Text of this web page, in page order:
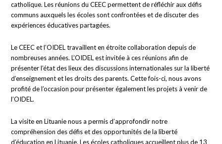
catholique. Les réunions du CEEC permettent de réfléchir aux défis
communs auxquels les écoles sont confrontées et de discuter des
expériences éducatives partagées.
Le CEEC et l’OIDEL travaillent en étroite collaboration depuis de
nombreuses années. L’OIDEL est invitée à ces réunions afin de
présenter l’état des lieux des discussions internationales sur la liberté
d’enseignement et les droits des parents. Cette fois-ci, nous avons
profité de l’occasion pour présenter également les projets à venir de
l’OIDEL.
La visite en Lituanie nous a permis d’approfondir notre
compréhension des défis et des opportunités de la liberté
d’éducation en Lituanie. Les écoles catholiques accueillent plus de 13